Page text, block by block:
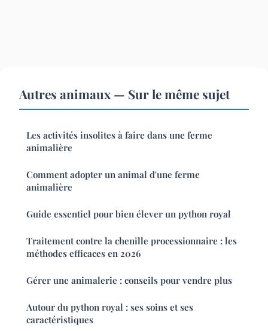
Autres animaux — Sur le même sujet
Les activités insolites à faire dans une ferme
animalière
Comment adopter un animal d'une ferme
animalière
Guide essentiel pour bien élever un python royal
Traitement contre la chenille processionnaire : les
méthodes efficaces en 2026
Gérer une animalerie : conseils pour vendre plus
Autour du python royal : ses soins et ses
caractéristiques